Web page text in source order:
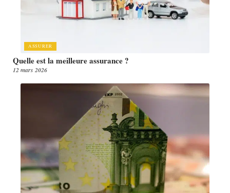
ASSURER
Quelle est la meilleure assurance ?
12 mars 2026